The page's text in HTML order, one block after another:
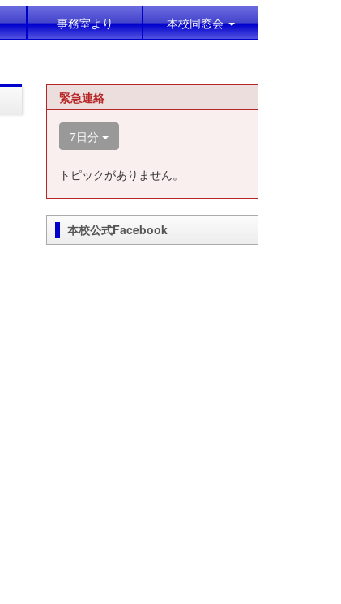
事務室より 本校同窓会
緊急連絡
7日分
トピックがありません。
本校公式Facebook